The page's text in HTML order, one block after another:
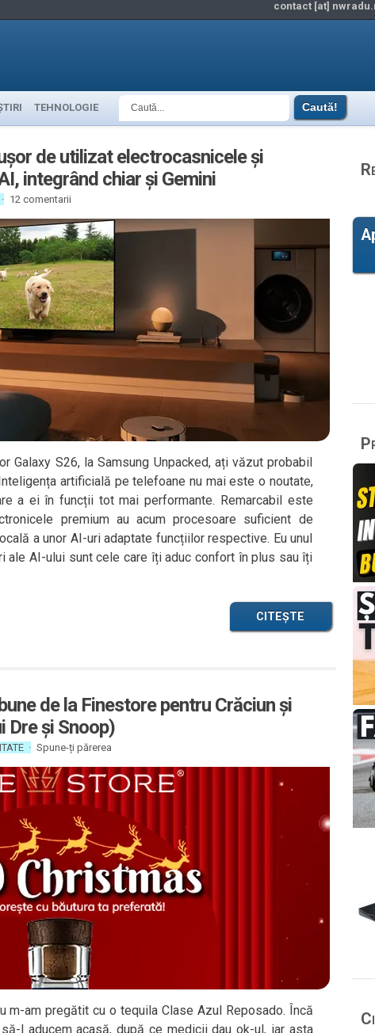
contact [at]
TEHNOLOGIE
de utilizat electrocasnicele și
integrând chiar și Gemini
12 comentarii
Galaxy S26, la Samsung Unpacked, ați văzut probabil
artificială pe telefoane nu mai este o noutate,
a ei în funcții tot mai performante. Remarcabil este
premium au acum procesoare suficient de
a unor AI-uri adaptate funcțiilor respective. Eu unul
ale AI-ului sunt cele care îți aduc confort în plus sau îți
CITEȘTE
de la Finestore pentru Crăciun și
Dre și Snoop)
· Spune-ți părerea
m-am pregătit cu o tequila Clase Azul Reposado. Încă
l aducem acasă, după ce medicii dau ok-ul, iar asta